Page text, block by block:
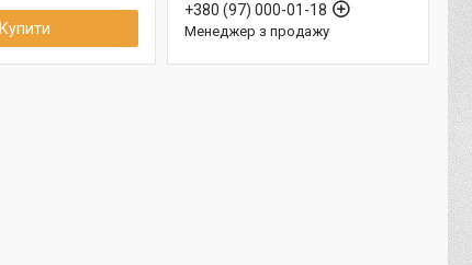
Купити
+380 (97) 000-01-18
Менеджер з продажу